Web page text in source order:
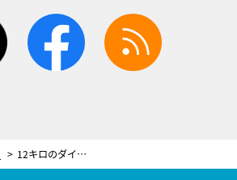
twitter facebook
12キロのダイエットに成功した浅香光代、オリジナル減量法を『徹子の部屋』で披露